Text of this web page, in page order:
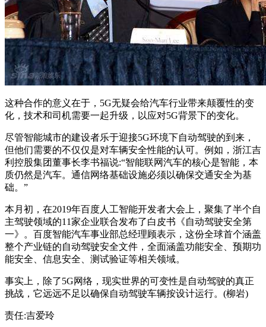
这种合作的意义在于，5G无疑会给汽车行业带来颠覆性的变
化，技术和司机需要一起升级，以应对5G背景下的变化。
尽管智能城市的建设者乐于迎接5G环境下自动驾驶的到来，
但他们需要的不仅仅是对车辆安全性能的认可。例如，浙江吉
利控股集团董事长李书福说:“智能联网汽车的核心是智能，本
质仍然是汽车。通信网络基础设施必须以确保交通安全为基
础。”
本月初，在2019年百度人工智能开发者大会上，聚集了半个自
主驾驶领域的11家企业联合发布了白皮书《自动驾驶安全第
一》。百度智能汽车事业部总经理顾表示，这份全球首个涵盖
整个产业链的自动驾驶安全文件，全面涵盖功能安全、预期功
能安全、信息安全、测试验证等相关领域。
事实上，除了5G网络，现实世界的可变性是自动驾驶的真正
挑战，它远远不足以确保自动驾驶车辆按设计运行。(柳岩)
责任:吉爱玲